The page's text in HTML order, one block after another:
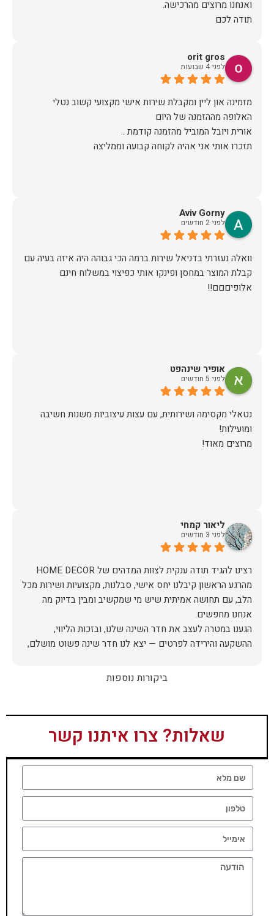
תודה לכם
orit gros
לפני 4 שבועות
מזמינה און ליין ומקבלת שירות אישי מקצועי קשוב נטלי
תזכרו אותי אני אהיה לקוחה קבועה וממליצה
Aviv Gorny
לפני 2 חודשים
וואלה נעזרתי בדניאל שירות ברמה הכי גבוהה היה איזה בעיה עם
קבלת המוצר במחסן ופינקו אותי כפיצוי במשלוח חינם
אלופיםםם!!
אופיר שינהפט
לפני 5 חודשים
נטאלי מקסימה ושירותית, עם עצות עיצוביות משנות חשיבה
מרוצים מאוד!
ליאור קמחי
לפני 3 חודשים
מהרגע הראשון קיבלנו יחס אישי, סבלנות, מקצועיות ושירות מכל
הלב, עם תחושה אמיתית שיש מי שמקשיב ומבין בדיוק מה
הגענו במטרה לעצב את חדר השינה שלנו, ובזכות הליווי,
ההשקעה והירידה לפרטים — יצא לנו חדר שינה פשוט מושלם,
האיכות ברמה גבוהה, העיצוב מהמם, וכל התהליך היה נעים,
שמחפש ריהוט איכותי ושירות ברמה אחרת. תודה רבה!
ביקורות נוספות
שאלות? צרו איתנו קשר